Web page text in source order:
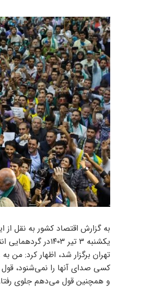
به گزارش اقتصاد کشور به نقل
یکشنبه ۳ تیر
تهران برگزار شد، اظهار کرد:
کسی صدای آنها را نمی‌شنود، قول
و همچنین قول می‌دهم جلوی